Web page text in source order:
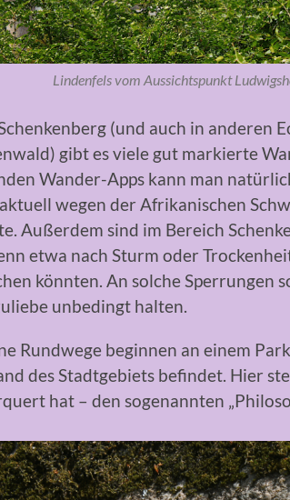
Lindenfels vom Aussichtspunkt
(und auch in anderen
gibt es viele gut markierte
Wander-Apps kann man
wegen der Afrikanischen
Außerdem sind im Bereich
etwa nach Sturm oder
könnten. An solche Sperrungen
unbedingt halten.
Rundwege beginnen an einem
des Stadtgebiets befindet. Hier
hat – den sogenannten